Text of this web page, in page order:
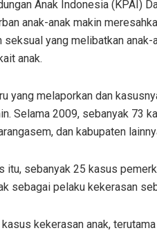
Anak Indonesia (KPAI)
anak-anak makin
seksual yang melibatkan
anak.
yang melaporkan dan
Selama 2009, sebanyak 73
dan kabupaten
itu, sebanyak 25 kasus
sebagai pelaku kekerasan
kekerasan anak,